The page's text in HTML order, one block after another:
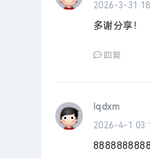
2026-3-31
多谢分享！
回复
lqdxm
2026-4-1